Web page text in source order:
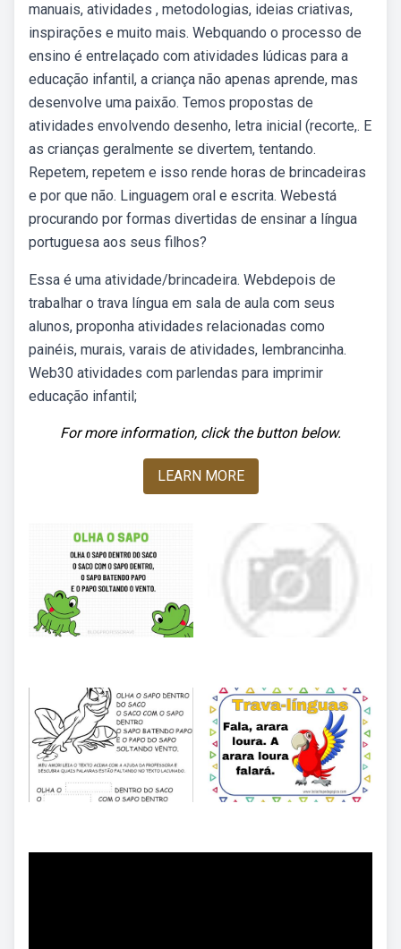
manuais, atividades , metodologias, ideias criativas,
inspirações e muito mais. Webquando o processo de
ensino é entrelaçado com atividades lúdicas para a
educação infantil, a criança não apenas aprende, mas
desenvolve uma paixão. Temos propostas de
atividades envolvendo desenho, letra inicial (recorte,. E
as crianças geralmente se divertem, tentando.
Repetem, repetem e isso rende horas de brincadeiras
e por que não. Linguagem oral e escrita. Webestá
procurando por formas divertidas de ensinar a língua
portuguesa aos seus filhos?
Essa é uma atividade/brincadeira. Webdepois de
trabalhar o trava língua em sala de aula com seus
alunos, proponha atividades relacionadas como
painéis, murais, varais de atividades, lembrancinha.
Web30 atividades com parlendas para imprimir
educação infantil;
For more information, click the button below.
LEARN MORE